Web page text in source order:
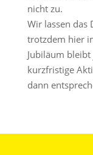
nicht zu.
Wir lassen das
trotzdem hier
Jubiläum
kurzfristige
dann